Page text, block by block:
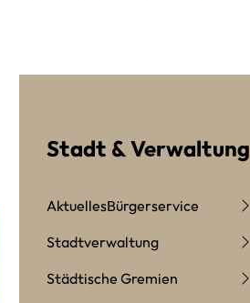
Stadt & Verwaltung
AktuellesBürgerservice
Stadtverwaltung
Städtische Gremien